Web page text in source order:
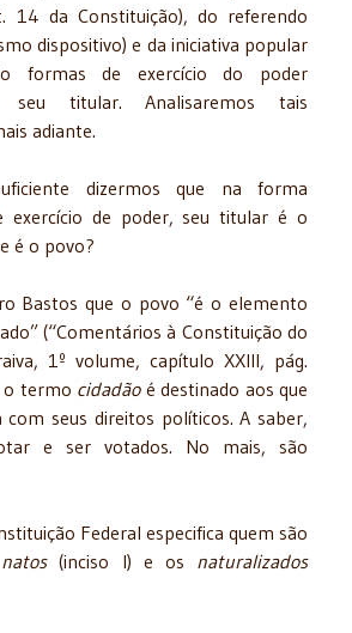
14 da Constituição), do referendo
dispositivo) e da iniciativa popular
formas de exercício do poder
seu titular. Analisaremos tais
adiante.
dizermos que na forma
exercício de poder, seu titular é o
é o povo?
Bastos que o povo “é o elemento
(“Comentários à Constituição do
1º volume, capítulo XXIII, pág.
o termo cidadãoé destinado aos que
seus direitos políticos. A saber,
e ser votados. No mais, são
Federal especifica quem são
natos(inciso I) e os naturalizados